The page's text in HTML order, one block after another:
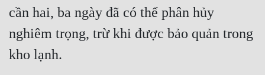
cần hai, ba ngày đã có thể phân hủy
nghiêm trọng, trừ khi được bảo quản trong
kho lạnh.